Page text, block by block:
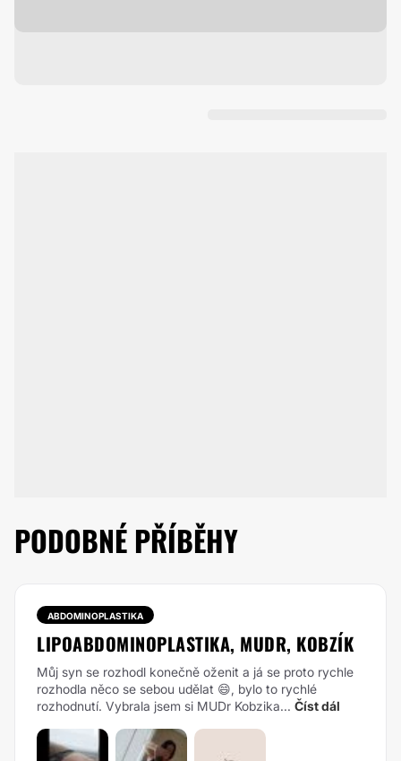
PODOBNÉ PŘÍBĚHY
ABDOMINOPLASTIKA
LIPOABDOMINOPLASTIKA, MUDR, KOBZÍK
Můj syn se rozhodl konečně oženit a já se proto rychle
rozhodla něco se sebou udělat 😄, bylo to rychlé
rozhodnutí. Vybrala jsem si MUDr Kobzika... Číst dál